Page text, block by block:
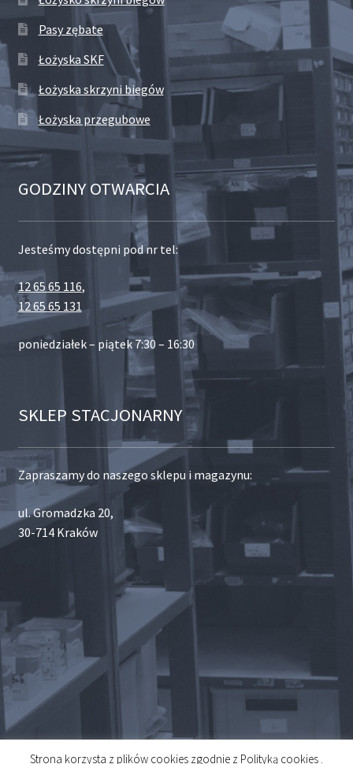
Pasy zębate
Łożyska SKF
Łożyska skrzyni biegów
Łożyska przegubowe
GODZINY OTWARCIA
Jesteśmy dostępni pod nr tel:
12 65 65 116,
12 65 65 131
poniedziałek – piątek 7:30 – 16:30
SKLEP STACJONARNY
Zapraszamy do naszego sklepu i magazynu:
ul. Gromadzka 20,
30-714 Kraków
Strona korzysta z plików cookies zgodnie z Polityką cookies .